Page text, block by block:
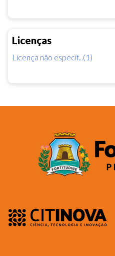
Licenças
Licença não especif...(1)